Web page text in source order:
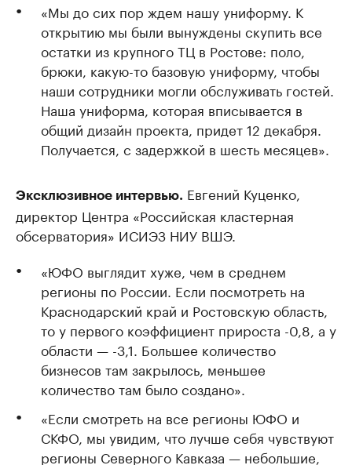
«Мы до сих пор ждем нашу униформу. К
открытию мы были вынуждены скупить все
остатки из крупного ТЦ в Ростове: поло,
брюки, какую-то базовую униформу, чтобы
наши сотрудники могли обслуживать гостей.
Наша униформа, которая вписывается в
общий дизайн проекта, придет 12 декабря.
Получается, с задержкой в шесть месяцев».
Эксклюзивное интервью. Евгений Куценко,
директор Центра «Российская кластерная
обсерватория» ИСИЭЗ НИУ ВШЭ.
«ЮФО выглядит хуже, чем в среднем
регионы по России. Если посмотреть на
Краснодарский край и Ростовскую область,
то у первого коэффициент прироста -0,8, а у
области — -3,1. Большее количество
бизнесов там закрылось, меньшее
количество там было создано».
«Если смотреть на все регионы ЮФО и
СКФО, мы увидим, что лучше себя чувствуют
регионы Северного Кавказа — небольшие,